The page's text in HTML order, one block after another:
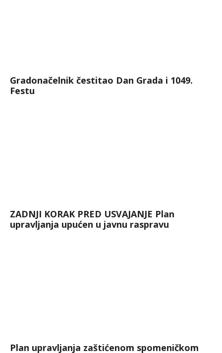
Gradonačelnik čestitao Dan Grada i 1049.
Festu
ZADNJI KORAK PRED USVAJANJE Plan
upravljanja upućen u javnu raspravu
Plan upravljanja zaštićenom spomeničkom